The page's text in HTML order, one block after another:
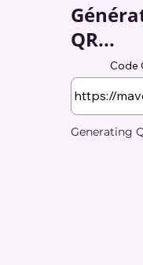
QR...
Code
Generating